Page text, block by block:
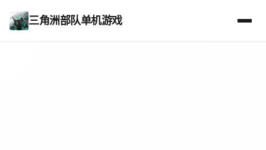
三角洲部队单机游戏